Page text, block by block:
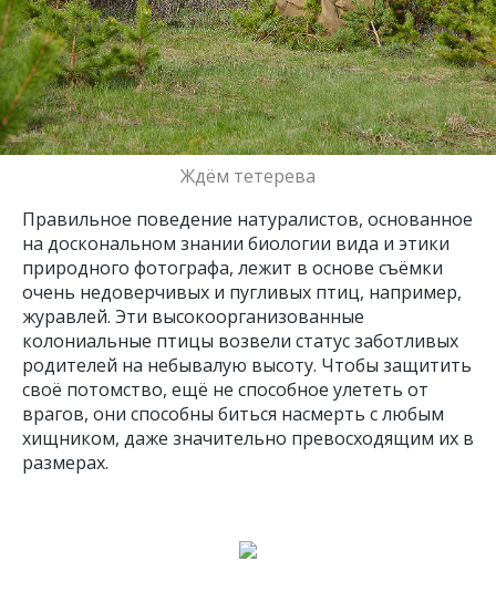
Ждём тетерева
Правильное поведение натуралистов, основанное
на доскональном знании биологии вида и этики
природного фотографа, лежит в основе съёмки
очень недоверчивых и пугливых птиц, например,
журавлей. Эти высокоорганизованные
колониальные птицы возвели статус заботливых
родителей на небывалую высоту. Чтобы защитить
своё потомство, ещё не способное улететь от
врагов, они способны биться насмерть с любым
хищником, даже значительно превосходящим их в
размерах.